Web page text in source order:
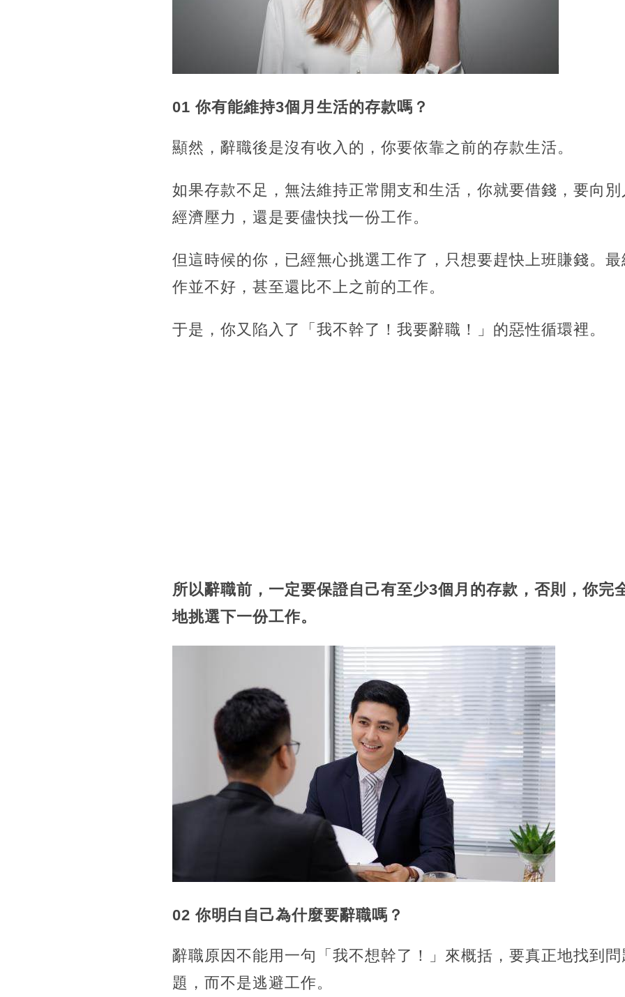
01 你有能維持3個月生活的存款嗎？
顯然，辭職後是沒有收入的，你要依靠之前的存款生活。
如果存款不足，無法維持正常開支和生活，你就要借錢，要向
經濟壓力，還是要儘快找一份工作。
但這時候的你，已經無心挑選工作了，只想要趕快上班賺錢。
作並不好，甚至還比不上之前的工作。
于是，你又陷入了「我不幹了！我要辭職！」的惡性循環裡。
所以辭職前，一定要保證自己有至少3個月的存款，否則，你完
地挑選下一份工作。
02 你明白自己為什麼要辭職嗎？
辭職原因不能用一句「我不想幹了！」來概括，要真正地找到
題，而不是逃避工作。